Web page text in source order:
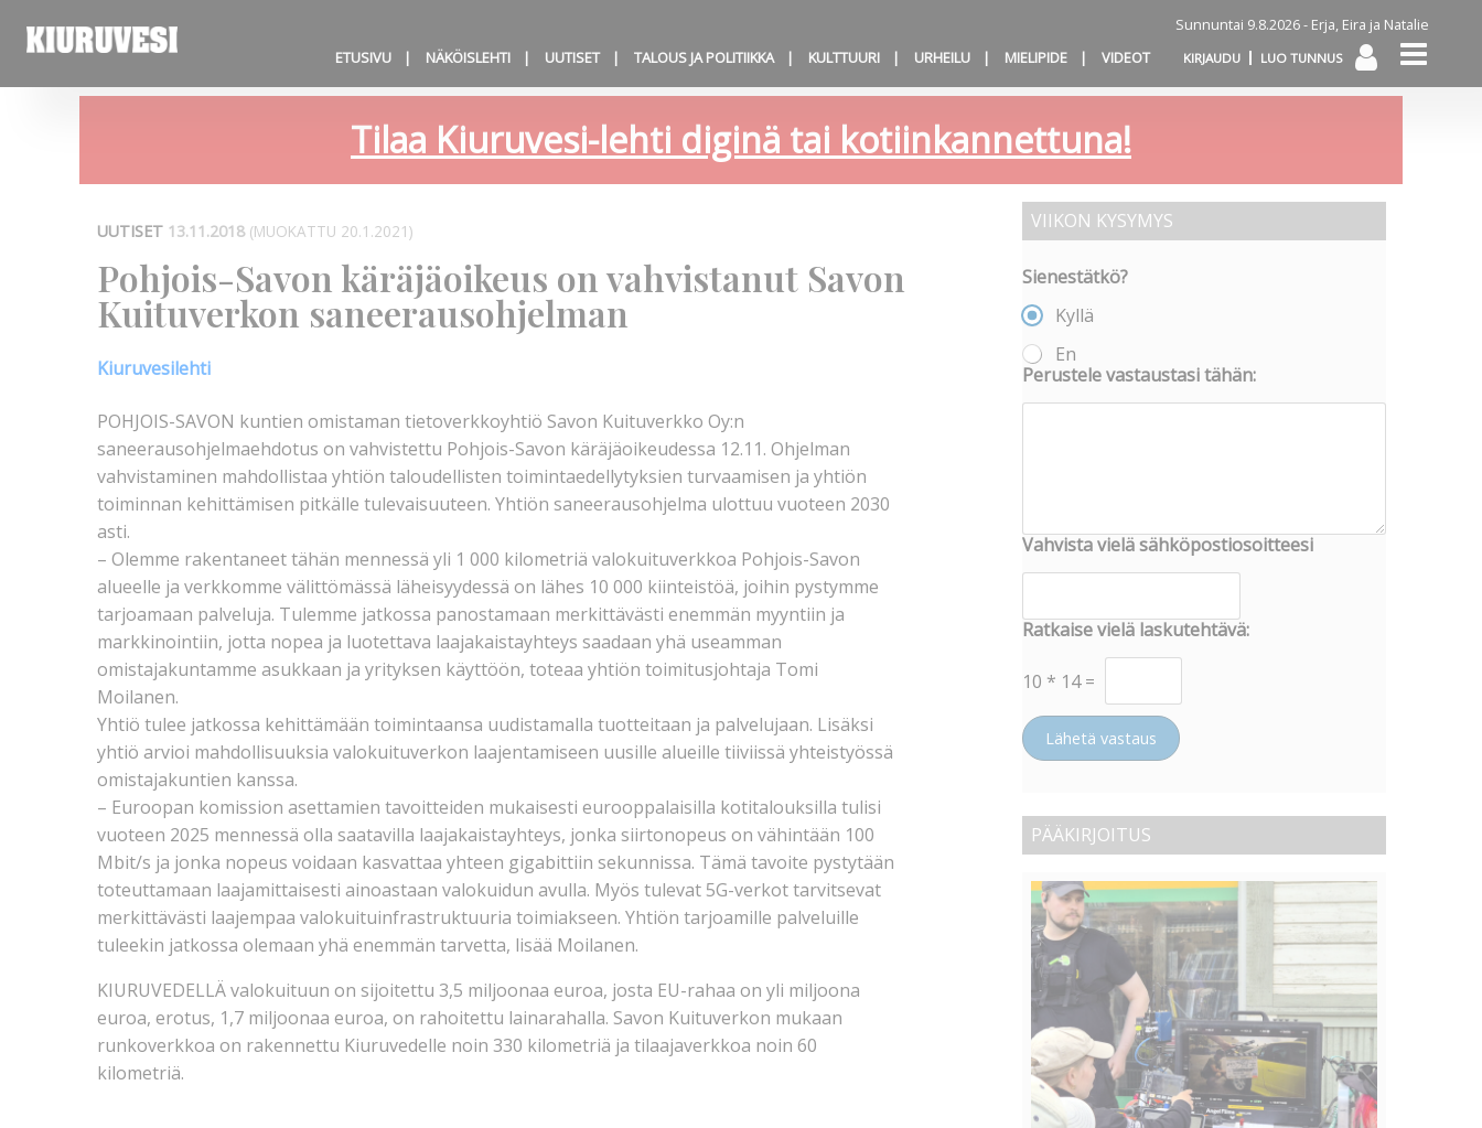
Sunnuntai 9.8.2026 - Erja, Eira ja Natalie
ETUSIVU
NÄKÖISLEHTI UUTISET TALOUS JA POLITIIKKA KULTTUURI URHEILU MIELIPIDE VIDEOT KIRJAUDU LUO TUNNUS
Tilaa Kiuruvesi-lehti diginä tai kotiinkannettuna!
UUTISET 13.11.2018 (MUOKATTU 20.1.2021)
Pohjois-Savon käräjäoikeus on vahvistanut Savon
Kuituverkon saneerausohjelman
Kiuruvesilehti
POHJOIS-SAVON kuntien omistaman tietoverkkoyhtiö Savon Kuituverkko Oy:n
saneerausohjelmaehdotus on vahvistettu Pohjois-Savon käräjäoikeudessa 12.11. Ohjelman
vahvistaminen mahdollistaa yhtiön taloudellisten toimintaedellytyksien turvaamisen ja yhtiön
toiminnan kehittämisen pitkälle tulevaisuuteen. Yhtiön saneerausohjelma ulottuu vuoteen 2030
asti.
– Olemme rakentaneet tähän mennessä yli 1 000 kilometriä valokuituverkkoa Pohjois-Savon
alueelle ja verkkomme välittömässä läheisyydessä on lähes 10 000 kiinteistöä, joihin pystymme
tarjoamaan palveluja. Tulemme jatkossa panostamaan merkittävästi enemmän myyntiin ja
markkinointiin, jotta nopea ja luotettava laajakaistayhteys saadaan yhä useamman
omistajakuntamme asukkaan ja yrityksen käyttöön, toteaa yhtiön toimitusjohtaja Tomi
Moilanen.
Yhtiö tulee jatkossa kehittämään toimintaansa uudistamalla tuotteitaan ja palvelujaan. Lisäksi
yhtiö arvioi mahdollisuuksia valokuituverkon laajentamiseen uusille alueille tiiviissä yhteistyössä
omistajakuntien kanssa.
– Euroopan komission asettamien tavoitteiden mukaisesti eurooppalaisilla kotitalouksilla tulisi
vuoteen 2025 mennessä olla saatavilla laajakaistayhteys, jonka siirtonopeus on vähintään 100
Mbit/s ja jonka nopeus voidaan kasvattaa yhteen gigabittiin sekunnissa. Tämä tavoite pystytään
toteuttamaan laajamittaisesti ainoastaan valokuidun avulla. Myös tulevat 5G-verkot tarvitsevat
merkittävästi laajempaa valokuituinfrastruktuuria toimiakseen. Yhtiön tarjoamille palveluille
tuleekin jatkossa olemaan yhä enemmän tarvetta, lisää Moilanen.
KIURUVEDELLÄ valokuituun on sijoitettu 3,5 miljoonaa euroa, josta EU-rahaa on yli miljoona
euroa, erotus, 1,7 miljoonaa euroa, on rahoitettu lainarahalla. Savon Kuituverkon mukaan
runkoverkkoa on rakennettu Kiuruvedelle noin 330 kilometriä ja tilaajaverkkoa noin 60
kilometriä.
VIIKON KYSYMYS
Sienestätkö?
Kyllä
En
Perustele vastaustasi tähän:
Vahvista vielä sähköpostiosoitteesi
Ratkaise vielä laskutehtävä:
10 * 14 =
Lähetä vastaus
PÄÄKIRJOITUS